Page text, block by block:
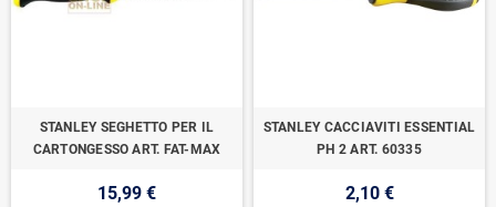
STANLEY SEGHETTO PER IL
CARTONGESSO ART. FAT-MAX
15,99 €
STANLEY CACCIAVITI ESSENTIAL
PH 2 ART. 60335
2,10 €